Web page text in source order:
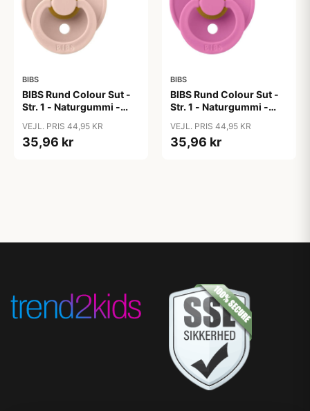
BIBS
BIBS Rund Colour Sut -
Str. 1 - Naturgummi -
VEJL. PRIS 44,95 KR
35,96 kr
BIBS
BIBS Rund Colour Sut -
Str. 1 - Naturgummi -
VEJL. PRIS 44,95 KR
35,96 kr